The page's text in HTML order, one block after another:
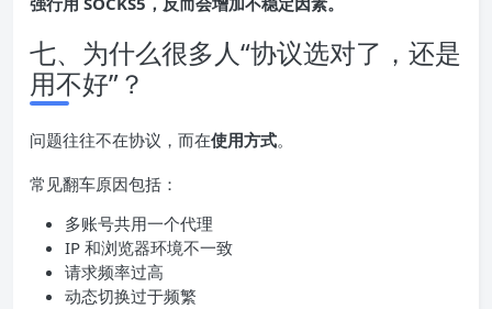
七、为什么很多人“协议选对了，还是
用不好”？
问题往往不在协议，而在使用方式。
常见翻车原因包括：
多账号共用一个代理
IP 和浏览器环境不一致
请求频率过高
动态切换过于频繁